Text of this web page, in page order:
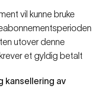
vil kunne bruke
utover denne
et gyldig betalt
kansellering av